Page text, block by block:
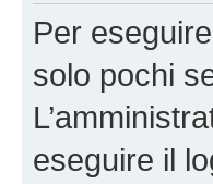
Per
solo pochi
eseguire il